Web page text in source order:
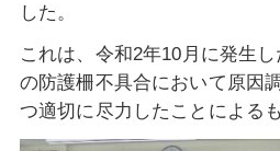
した。
これは、令和2年10月に発生
の防護柵不具合において原因
つ適切に尽力したことによる